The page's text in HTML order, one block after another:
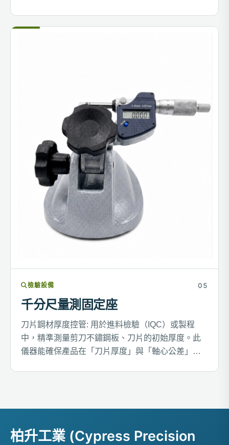
檢驗設備
千分尺量測固定座
刀片鋼材厚度控管: 用於進料檢驗（IQC）或製程
中，精準測量剪刀不鏽鋼板、刀片的初始厚度。此
儀器能確保產品在「刀片厚度」與「軸心公差」上
柏升工業 (Cypress Precision